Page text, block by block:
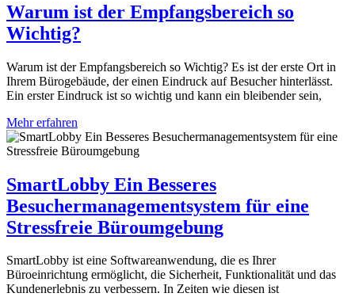
Warum ist der Empfangsbereich so
Wichtig?
Warum ist der Empfangsbereich so Wichtig? Es ist der erste Ort in
Ihrem Bürogebäude, der einen Eindruck auf Besucher hinterlässt.
Ein erster Eindruck ist so wichtig und kann ein bleibender sein,
Mehr erfahren
SmartLobby Ein Besseres
Besuchermanagementsystem für eine
Stressfreie Büroumgebung
SmartLobby ist eine Softwareanwendung, die es Ihrer
Büroeinrichtung ermöglicht, die Sicherheit, Funktionalität und das
Kundenerlebnis zu verbessern. In Zeiten wie diesen ist